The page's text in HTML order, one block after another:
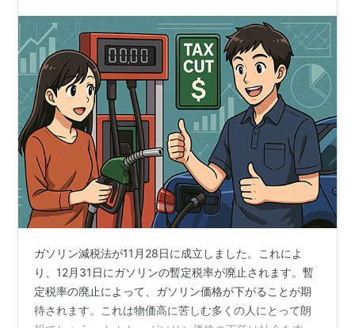
ガソリン減税法が11月28日に成立しました。これによ
り、12月31日にガソリンの暫定税率が廃止されます。暫
定税率の廃止によって、ガソリン価格が下がることが期
待されます。これは物価高に苦しむ多くの人にとって朗